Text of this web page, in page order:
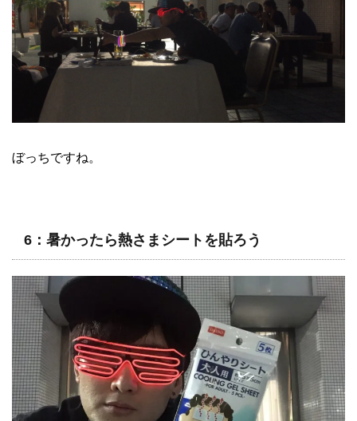
ぼっちですね。
6：暑かったら熱さまシートを貼ろう